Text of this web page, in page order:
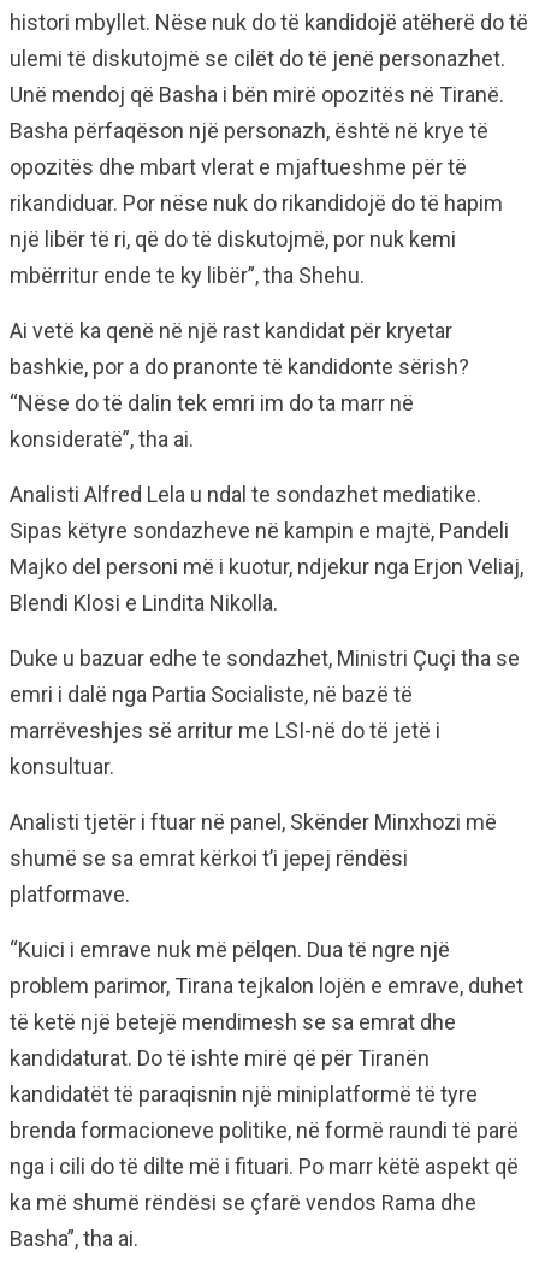
histori mbyllet. Nëse nuk do të kandidojë atëherë do të
ulemi të diskutojmë se cilët do të jenë personazhet.
Unë mendoj që Basha i bën mirë opozitës në Tiranë.
Basha përfaqëson një personazh, është në krye të
opozitës dhe mbart vlerat e mjaftueshme për të
rikandiduar. Por nëse nuk do rikandidojë do të hapim
një libër të ri, që do të diskutojmë, por nuk kemi
mbërritur ende te ky libër”, tha Shehu.
Ai vetë ka qenë në një rast kandidat për kryetar
bashkie, por a do pranonte të kandidonte sërish?
“Nëse do të dalin tek emri im do ta marr në
konsideratë”, tha ai.
Analisti Alfred Lela u ndal te sondazhet mediatike.
Sipas këtyre sondazheve në kampin e majtë, Pandeli
Majko del personi më i kuotur, ndjekur nga Erjon Veliaj,
Blendi Klosi e Lindita Nikolla.
Duke u bazuar edhe te sondazhet, Ministri Çuçi tha se
emri i dalë nga Partia Socialiste, në bazë të
marrëveshjes së arritur me LSI-në do të jetë i
konsultuar.
Analisti tjetër i ftuar në panel, Skënder Minxhozi më
shumë se sa emrat kërkoi t’i jepej rëndësi
platformave.
“Kuici i emrave nuk më pëlqen. Dua të ngre një
problem parimor, Tirana tejkalon lojën e emrave, duhet
të ketë një betejë mendimesh se sa emrat dhe
kandidaturat. Do të ishte mirë që për Tiranën
kandidatët të paraqisnin një miniplatformë të tyre
brenda formacioneve politike, në formë raundi të parë
nga i cili do të dilte më i fituari. Po marr këtë aspekt që
ka më shumë rëndësi se çfarë vendos Rama dhe
Basha”, tha ai.